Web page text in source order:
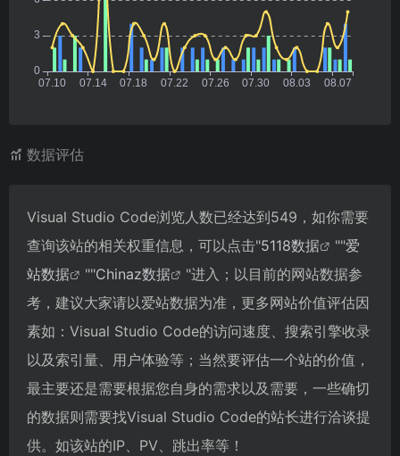
数据评估
Visual Studio Code浏览人数已经达到549，如你需要
查询该站的相关权重信息，可以点击"5118数据 ""爱
站数据
""Chinaz数据
"进入；以目前的网站数据参
考，建议大家请以爱站数据为准，更多网站价值评估因
素如：Visual Studio Code的访问速度、搜索引擎收录
以及索引量、用户体验等；当然要评估一个站的价值，
最主要还是需要根据您自身的需求以及需要，一些确切
的数据则需要找Visual Studio Code的站长进行洽谈提
供。如该站的IP、PV、跳出率等！